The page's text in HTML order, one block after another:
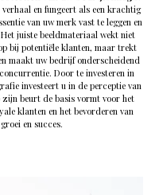
en fungeert als een krachtig
van uw merk vast te leggen en
juiste beeldmateriaal wekt niet
bij potentiële klanten, maar trekt
maakt uw bedrijf onderscheidend
Door te investeren in
investeert u in de perceptie van
beurt de basis vormt voor het
klanten en het bevorderen van
groei en succes.